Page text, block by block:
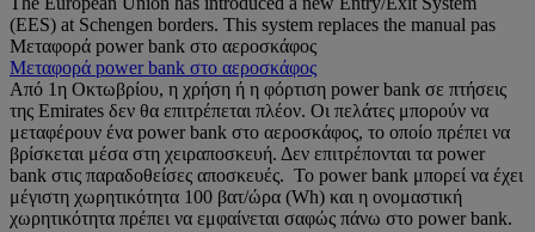
(EES) at Schengen borders. This system replaces the manual pas
Μεταφορά power bank στο αεροσκάφος
Μεταφορά power bank στο αεροσκάφος
Από 1η Οκτωβρίου, η χρήση ή η φόρτιση power bank σε πτήσεις
της Emirates δεν θα επιτρέπεται πλέον. Οι πελάτες μπορούν να
μεταφέρουν ένα power bank στο αεροσκάφος, το οποίο πρέπει να
βρίσκεται μέσα στη χειραποσκευή. Δεν επιτρέπονται τα power
bank στις παραδοθείσες αποσκευές. Το power bank μπορεί να έχει
μέγιστη χωρητικότητα 100 βατ/ώρα (Wh) και η ονομαστική
χωρητικότητα πρέπει να εμφαίνεται σαφώς πάνω στο power bank.